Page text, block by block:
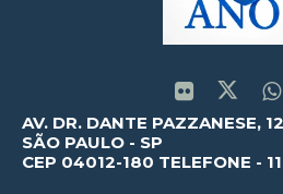
AV. DR. DANTE PAZZANESE,
SÃO PAULO - SP
CEP 04012-180 TELEFONE -